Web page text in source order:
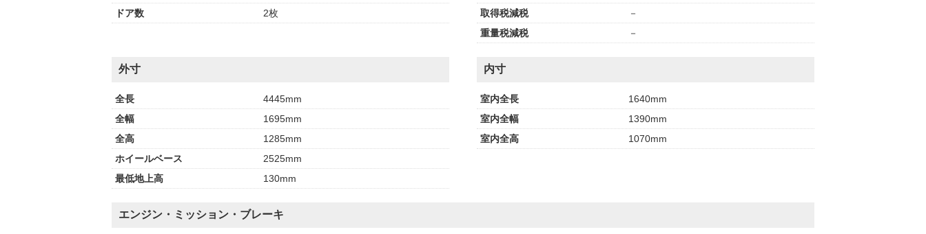
ドア数
2枚
取得税減税
－
重量税減税
－
外寸
全長
4445mm
全幅
1695mm
全高
1285mm
ホイールベース
2525mm
最低地上高
130mm
内寸
室内全長
1640mm
室内全幅
1390mm
室内全高
1070mm
エンジン・ミッション・ブレーキ